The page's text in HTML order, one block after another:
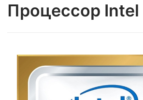
Процессор